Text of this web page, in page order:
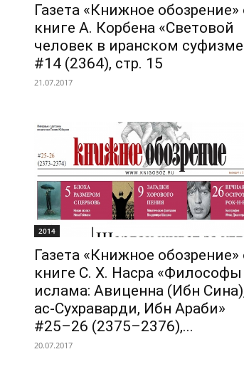
Газета «Книжное обозрение»
книге А. Корбена «Световой
человек в иранском
#14 (2364), стр. 15
21.07.2017
2014
Газета «Книжное обозрение»
книге С. Х. Насра «Философы
ислама: Авиценна (Ибн
ас-Сухраварди, Ибн Араби»
#25–26 (2375–2376),...
20.07.2017